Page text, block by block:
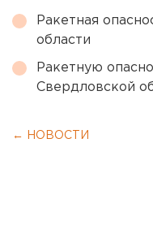
Ракетная
области
Ракетную
Свердловской
← НОВОСТИ